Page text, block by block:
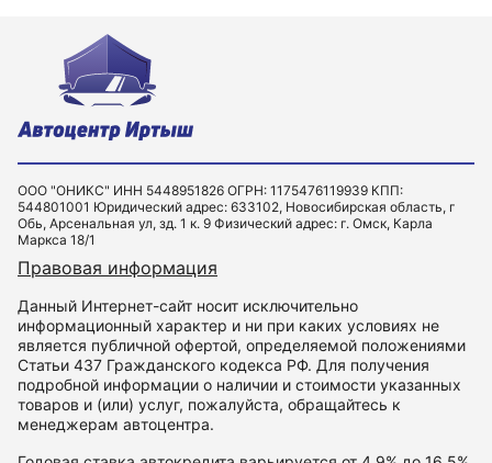
ООО "ОНИКС" ИНН 5448951826 ОГРН: 1175476119939 КПП:
544801001 Юридический адрес: 633102, Новосибирская область, г
Обь, Арсенальная ул, зд. 1 к. 9 Физический адрес: г. Омск, Карла
Маркса 18/1
Правовая информация
Данный Интернет-сайт носит исключительно
информационный характер и ни при каких условиях не
является публичной офертой, определяемой положениями
Статьи 437 Гражданского кодекса РФ. Для получения
подробной информации о наличии и стоимости указанных
товаров и (или) услуг, пожалуйста, обращайтесь к
менеджерам автоцентра.